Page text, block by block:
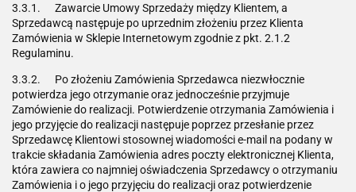
3.3.1. Zawarcie Umowy Sprzedaży między Klientem, a
Sprzedawcą następuje po uprzednim złożeniu przez Klienta
Zamówienia w Sklepie Internetowym zgodnie z pkt. 2.1.2
Regulaminu.
3.3.2. Po złożeniu Zamówienia Sprzedawca niezwłocznie
potwierdza jego otrzymanie oraz jednocześnie przyjmuje
Zamówienie do realizacji. Potwierdzenie otrzymania Zamówienia i
jego przyjęcie do realizacji następuje poprzez przesłanie przez
Sprzedawcę Klientowi stosownej wiadomości e-mail na podany w
trakcie składania Zamówienia adres poczty elektronicznej Klienta,
która zawiera co najmniej oświadczenia Sprzedawcy o otrzymaniu
Zamówienia i o jego przyjęciu do realizacji oraz potwierdzenie